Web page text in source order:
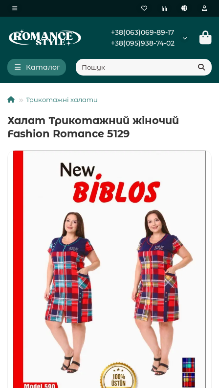
+38(063)069-89-17
+38(095)938-74-02
Каталог
Трикотажні халати
Халат Трикотажний жіночий
Fashion Romance 5129